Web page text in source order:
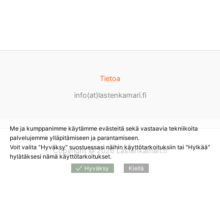
Tietoa
info(at)lastenkamari.fi
Copyright © 2026 Lastenkamari.fi
Me ja kumppanimme käytämme evästeitä sekä vastaavia tekniikoita
palvelujemme ylläpitämiseen ja parantamiseen.
Voit valita "Hyväksy" suostuessasi näihin käyttötarkoituksiin tai "Hylkää"
hylätäksesi nämä käyttötarkoitukset.
Hyväksy
Kiellä